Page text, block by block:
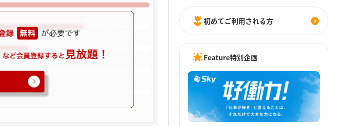
初めてご利用される方
Feature特別企画